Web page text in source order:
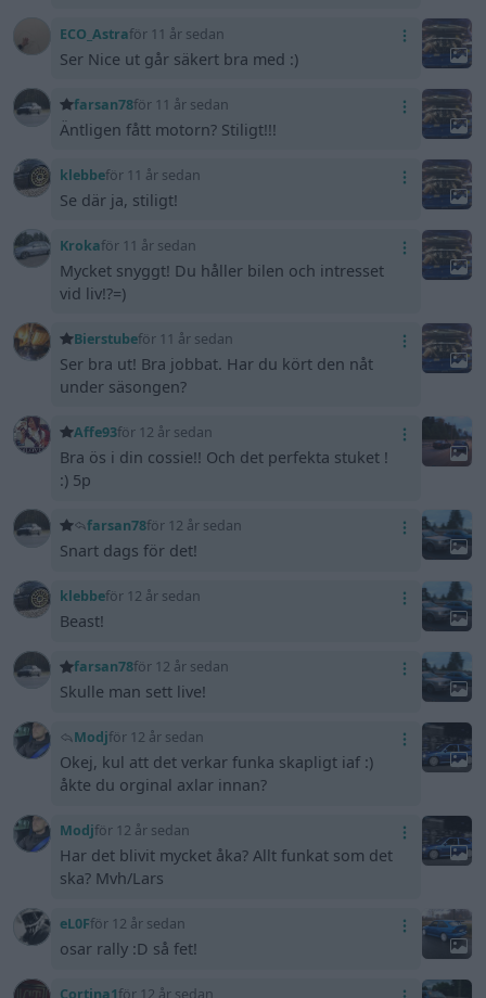
ECO_Astraför 11 år sedan
Ser Nice ut går säkert bra med :)
farsan78för 11 år sedan
Äntligen fått motorn? Stiligt!!!
klebbeför 11 år sedan
Se där ja, stiligt!
Krokaför 11 år sedan
Mycket snyggt! Du håller bilen och intresset
vid liv!?=)
Bierstubeför 11 år sedan
Ser bra ut! Bra jobbat. Har du kört den nåt
under säsongen?
Affe93för 12 år sedan
Bra ös i din cossie!! Och det perfekta stuket !
:) 5p
farsan78för 12 år sedan
Snart dags för det!
klebbeför 12 år sedan
Beast!
farsan78för 12 år sedan
Skulle man sett live!
Modjför 12 år sedan
Okej, kul att det verkar funka skapligt iaf :)
åkte du orginal axlar innan?
Modjför 12 år sedan
Har det blivit mycket åka? Allt funkat som det
ska? Mvh/Lars
eL0Fför 12 år sedan
osar rally :D så fet!
Cortina1för 12 år sedan